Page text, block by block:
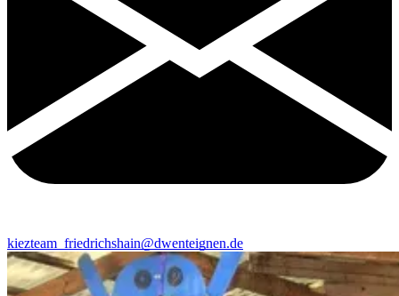
kiezteam_friedrichshain@dwenteignen.de